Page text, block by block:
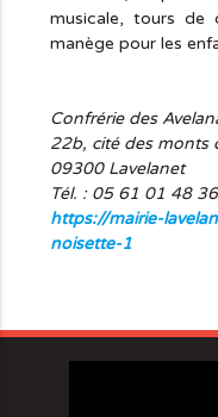
musicale, tours de
manège pour les
Confrérie des
22b, cité des monts
09300 Lavelanet
Tél. : 05 61 01 48 36
https://mairie-
noisette-1